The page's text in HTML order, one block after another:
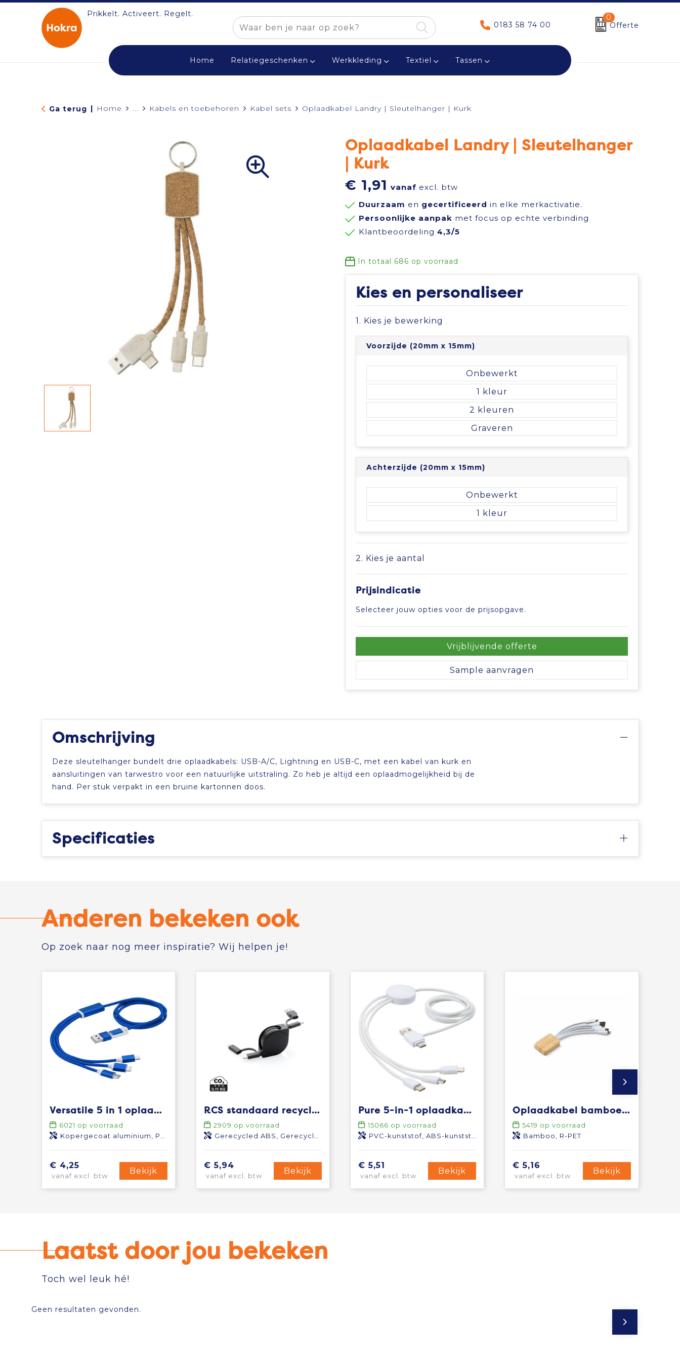
Prikkelt. Activeert. Regelt.
0183 58 74 00
0
Offerte
Home Relatiegeschenken Werkkleding Textiel Tassen
Ga terug | Home ... Kabels en toebehoren Kabel sets Oplaadkabel Landry | Sleutelhanger | Kurk
Oplaadkabel Landry | Sleutelhanger
| Kurk
€ 1,91 vanaf excl. btw
Duurzaam en gecertificeerd in elke merkactivatie.
Persoonlijke aanpak met focus op echte verbinding
Klantbeoordeling 4,3/5
In totaal 686 op voorraad
Kies en personaliseer
1. Kies je bewerking
Voorzijde (20mm x 15mm)
Onbewerkt
1
2
Graveren
Achterzijde (20mm x 15mm)
Onbewerkt
1
2. Kies je aantal
Prijsindicatie
Selecteer jouw opties voor de prijsopgave.
Vrijblijvende offerte
Sample aanvragen
Omschrijving
Deze sleutelhanger bundelt drie oplaadkabels: USB-A/C, Lightning en USB-C, met een kabel van kurk en
aansluitingen van tarwestro voor een natuurlijke uitstraling. Zo heb je altijd een oplaadmogelijkheid bij de
hand. Per stuk verpakt in een bruine kartonnen doos.
Specificaties
Anderen bekeken ook
Op zoek naar nog meer inspiratie? Wij helpen je!
Versatile 5 in 1 oplaadkabel
6021 op voorraad
Kopergecoat aluminium, Polyester
€ 4,25
vanaf excl. btw
Bekijk
RCS standaard recycled plastic and TPE 4-in-1 kabel
2909 op voorraad
Gerecycled ABS, Gerecycled TPE
€ 5,94
vanaf excl. btw
Bekijk
Pure 5-in-1 oplaadkabel met antibacterieel additief
15066 op voorraad
PVC-kunststof, ABS-kunststof
€ 5,51
vanaf excl. btw
Bekijk
Oplaadkabel bamboe met R-PET
5419 op voorraad
Bamboo, R-PET
€ 5,16
vanaf excl. btw
Bekijk
Laatst door jou bekeken
Toch wel leuk hé!
Geen resultaten gevonden.